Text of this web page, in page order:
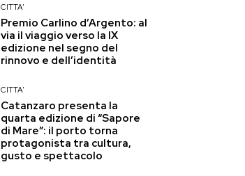
CITTA'
Premio Carlino d’Argento: al
via il viaggio verso la IX
edizione nel segno del
rinnovo e dell’identità
CITTA'
Catanzaro presenta la
quarta edizione di “Sapore
di Mare”: il porto torna
protagonista tra cultura,
gusto e spettacolo